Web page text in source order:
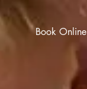
Book Online